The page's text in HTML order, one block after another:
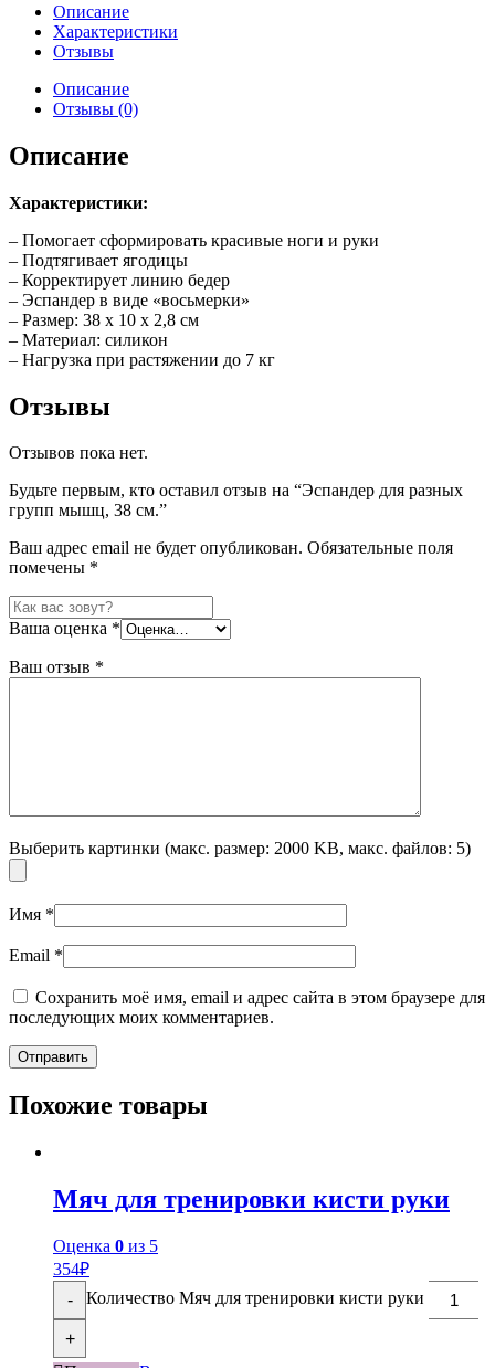
Описание
Характеристики
Отзывы
Описание
Отзывы (0)
Описание
Характеристики:
– Помогает сформировать красивые ноги и руки
– Подтягивает ягодицы
– Корректирует линию бедер
– Эспандер в виде «восьмерки»
– Размер: 38 х 10 х 2,8 см
– Материал: силикон
– Нагрузка при растяжении до 7 кг
Отзывы
Отзывов пока нет.
Будьте первым, кто оставил отзыв на “Эспандер для разных
групп мышц, 38 см.”
Ваш адрес email не будет опубликован. Обязательные поля
помечены *
Ваша оценка *
Ваш отзыв *
Выберить картинки (макс. размер: 2000 KB, макс. файлов: 5)
Имя *
Email *
Сохранить моё имя, email и адрес сайта в этом браузере для
последующих моих комментариев.
Похожие товары
Мяч для тренировки кисти руки
Оценка 0 из 5
354₽
-
Количество Мяч для тренировки кисти руки
+